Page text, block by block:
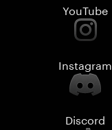
YouTube
Instagram
Discord